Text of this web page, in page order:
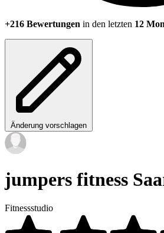
+216 Bewertungen in den letzten 12
Änderung vorschlagen
jumpers fitness
Fitnessstudio